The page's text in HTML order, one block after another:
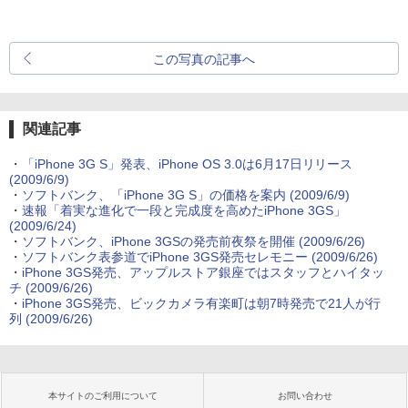
この写真の記事へ
関連記事
・
「iPhone 3G S」発表、iPhone OS 3.0は6月17日リリース
(2009/6/9)
・ ソフトバンク、「iPhone 3G S」の価格を案内 (2009/6/9)
・ 速報「着実な進化で一段と完成度を高めたiPhone 3GS」
(2009/6/24)
・ ソフトバンク、iPhone 3GSの発売前夜祭を開催(2009/6/26)
・ ソフトバンク表参道でiPhone 3GS発売セレモニー (2009/6/26)
・ iPhone 3GS発売、アップルストア銀座ではスタッフとハイタッ
チ (2009/6/26)
・ iPhone 3GS発売、ビックカメラ有楽町は朝7時発売で21人が行
列 (2009/6/26)
本サイトのご利用について お問い合わせ